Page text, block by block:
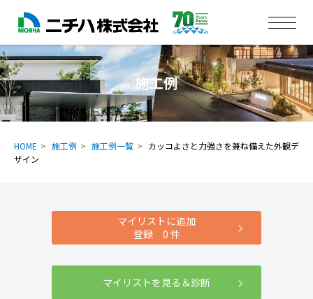
施工例
HOME 施工例 施工例一覧
カッコよさと力強さを兼ね備えた外観デ
ザイン
マイリストに追加
登録 0 件
マイリストを見る＆診断